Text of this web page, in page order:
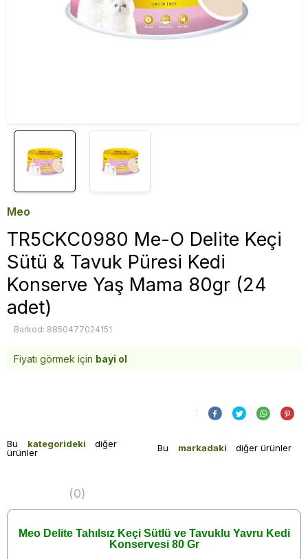
Meo
TR5CKC0980 Me-O Delite Keçi
Sütü & Tavuk Püresi Kedi
Konserve Yaş Mama 80gr (24
adet)
Barkod: 8850477024151
Fiyatı görmek için bayi ol
:
Bu kategorideki
diğer
ürünler
Bu markadaki diğer ürünler
(0)
Meo Delite Tahılsız Keçi Sütlü ve Tavuklu Yavru Kedi
Konservesi 80 Gr